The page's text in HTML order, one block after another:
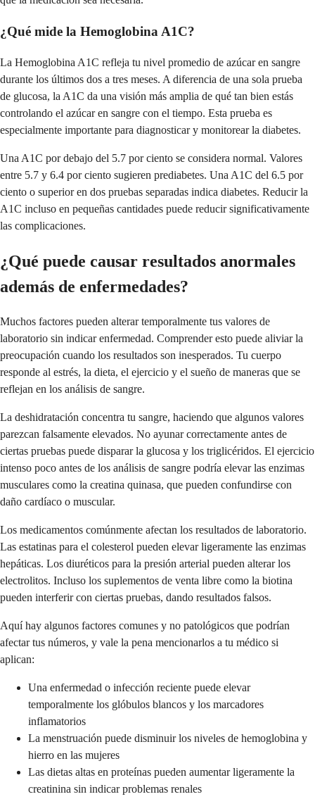
¿Qué mide la Hemoglobina A1C?
La Hemoglobina A1C refleja tu nivel promedio de azúcar en sangre
durante los últimos dos a tres meses. A diferencia de una sola prueba
de glucosa, la A1C da una visión más amplia de qué tan bien estás
controlando el azúcar en sangre con el tiempo. Esta prueba es
especialmente importante para diagnosticar y monitorear la diabetes.
Una A1C por debajo del 5.7 por ciento se considera normal. Valores
entre 5.7 y 6.4 por ciento sugieren prediabetes. Una A1C del 6.5 por
ciento o superior en dos pruebas separadas indica diabetes. Reducir la
A1C incluso en pequeñas cantidades puede reducir significativamente
las complicaciones.
¿Qué puede causar resultados anormales
además de enfermedades?
Muchos factores pueden alterar temporalmente tus valores de
laboratorio sin indicar enfermedad. Comprender esto puede aliviar la
preocupación cuando los resultados son inesperados. Tu cuerpo
responde al estrés, la dieta, el ejercicio y el sueño de maneras que se
reflejan en los análisis de sangre.
La deshidratación concentra tu sangre, haciendo que algunos valores
parezcan falsamente elevados. No ayunar correctamente antes de
ciertas pruebas puede disparar la glucosa y los triglicéridos. El ejercicio
intenso poco antes de los análisis de sangre podría elevar las enzimas
musculares como la creatina quinasa, que pueden confundirse con
daño cardíaco o muscular.
Los medicamentos comúnmente afectan los resultados de laboratorio.
Las estatinas para el colesterol pueden elevar ligeramente las enzimas
hepáticas. Los diuréticos para la presión arterial pueden alterar los
electrolitos. Incluso los suplementos de venta libre como la biotina
pueden interferir con ciertas pruebas, dando resultados falsos.
Aquí hay algunos factores comunes y no patológicos que podrían
afectar tus números, y vale la pena mencionarlos a tu médico si
aplican:
Una enfermedad o infección reciente puede elevar
temporalmente los glóbulos blancos y los marcadores
inflamatorios
La menstruación puede disminuir los niveles de hemoglobina y
hierro en las mujeres
Las dietas altas en proteínas pueden aumentar ligeramente la
creatinina sin indicar problemas renales